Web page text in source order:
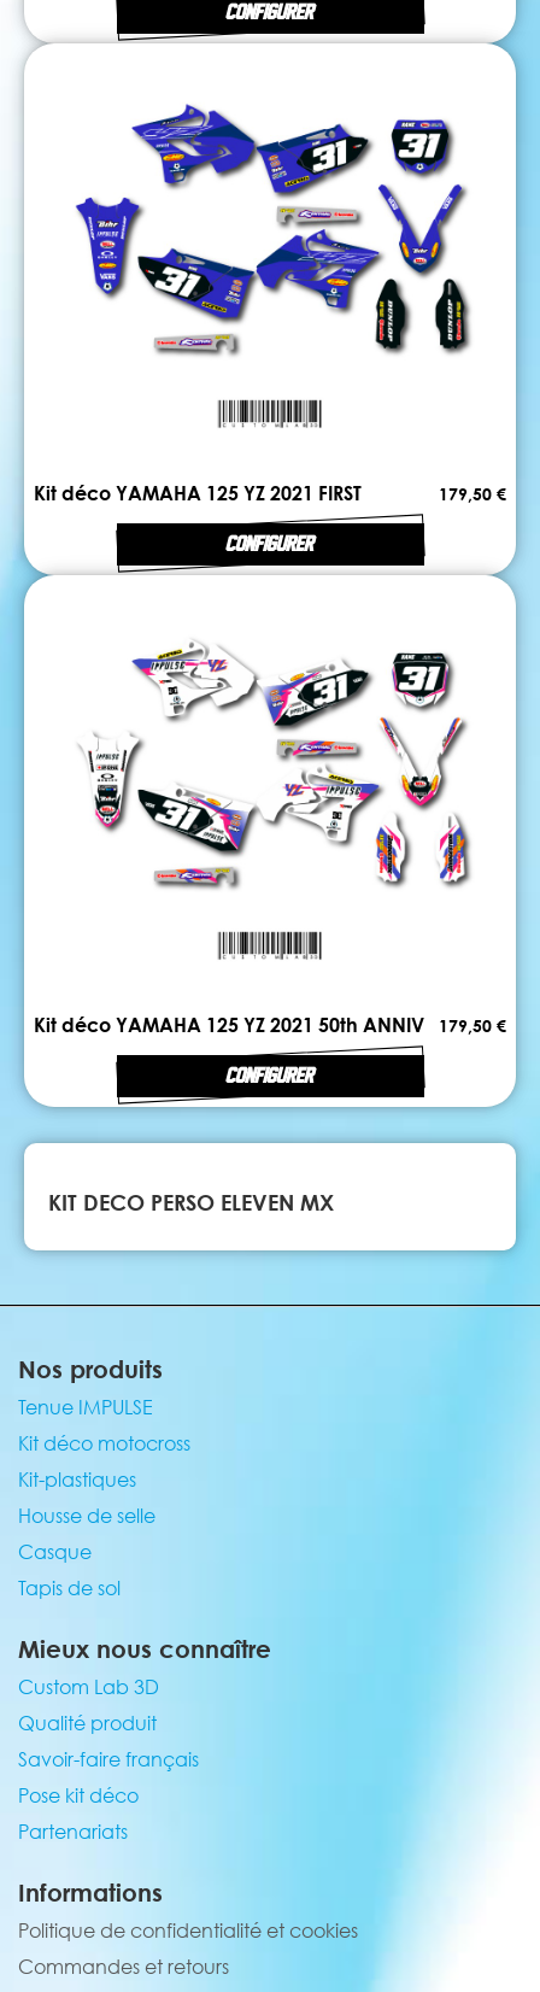
CONFIGURER
Kit déco YAMAHA 125 YZ 2021 FIRST 179,50 €
CONFIGURER
Kit déco YAMAHA 125 YZ 2021 50th ANNIV 179,50 €
CONFIGURER
KIT DECO PERSO ELEVEN MX
Nos produits
Tenue IMPULSE
Kit déco motocross
Kit-plastiques
Housse de selle
Casque
Tapis de sol
Mieux nous connaître
Custom Lab 3D
Qualité produit
Savoir-faire français
Pose kit déco
Partenariats
Informations
Politique de confidentialité et cookies
Commandes et retours